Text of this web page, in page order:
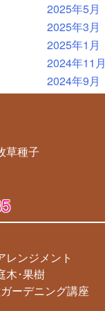
2025年5月
2025年3月
2025年1月
2024年11月
2024年9月
草種子
レンジメント
木･果樹
ーデニング講座